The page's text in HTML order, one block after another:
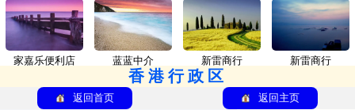
家嘉乐便利店 蓝蓝中介 新雷商行 新雷商行
香港行政区
返回首页 返回主页